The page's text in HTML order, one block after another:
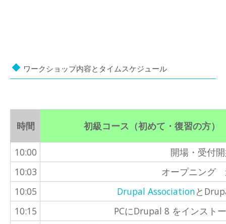
ワークショップ内容とタイムスケジュール
時間 初級コース（初めて・復習の方）
10:00
開場・受付
10:03
オープニング
10:05
Drupal Associationと
10:15
PCにDrupal 8 をインスト